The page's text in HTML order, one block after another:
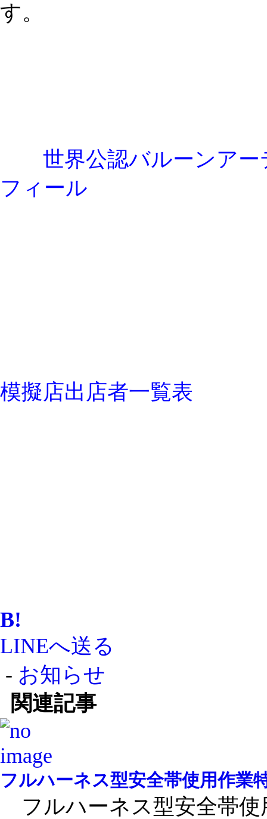
す。
世界公認バルーンア
フィール
模擬店出店者一覧表
B!
LINEへ送る
- お知らせ
関連記事
フルハーネス型安全帯使用作業
フルハーネス型安全帯使